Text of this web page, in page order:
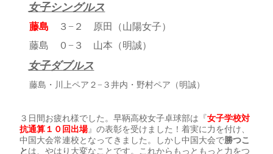
女子シングルス
藤島 ３−２ 原田（山陽女子）
藤島 ０−３ 山本（明誠）
女子ダブルス
藤島・川上ペア２−３井内・野村ペア（明誠）
３日間お疲れ様でした。早鞆高校女子卓球部は『女子学校対
抗通算１０回出場』の表彰を受けました！着実に力を付け、
中国大会常連校となってきました。しかし中国大会で勝つこ
と は、やはり大変なことです。これからもっともっと力をつ